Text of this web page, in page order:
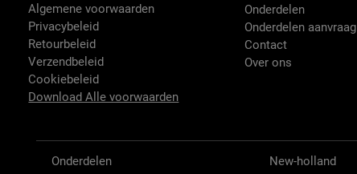
Algemene voorwaarden
Privacybeleid
Retourbeleid
Verzendbeleid
Cookiebeleid
Download Alle voorwaarden
Onderdelen
Onderdelen aanvraag
Contact
Over ons
Onderdelen New-holland